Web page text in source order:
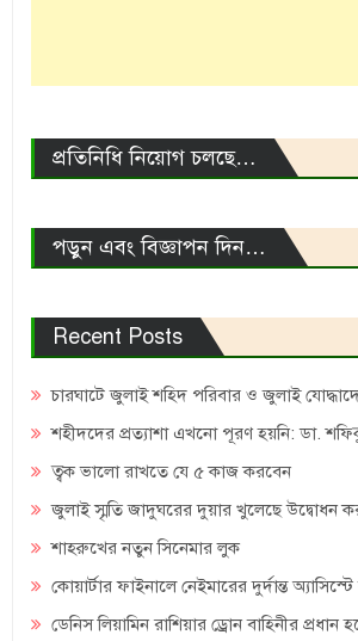
প্রতিনিধি নিয়োগ চলছে…
পড়ুন এবং বিজ্ঞাপন দিন…
Recent Posts
চারঘাটে জুলাই শহিদ পরিবার ও জুলাই
শহীদদের প্রত্যাশা এখনো পূরণ হয়নি: ডা.
ত্বক ভালো রাখতে যে ৫ কাজ করবেন
জুলাই স্মৃতি জাদুঘরের দুয়ার খুলেছে উদ্বোধন
শাহরুখের নতুন সিনেমার লুক
কোয়ার্টার ফাইনালে নেইমারের দুর্দান্ত
ডেনিস লিয়ামিন রাশিয়ার ড্রোন বাহিনীর প্রধান